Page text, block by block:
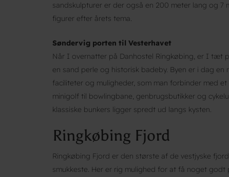
sandskulpturer er der også en 200 meter lang og 7
figurer efter årets tema.
Søndervig porten til Vesterhavet
Når I overnatter på Danhostel Ringkøbing, er I tæt
en sand perle og historisk badeby. Byen er i dag
faciliteter og muligheder, som man forbinder med
minigolf til bowlingbane, genbrugsbutikker og
klassiske bunkers ligger spredt ud langs kysten.
Ringkøbing Fjord
Ringkøbing Fjord er den største af de vestjyske
smukkeste. Her er rig mulighed for at få noget